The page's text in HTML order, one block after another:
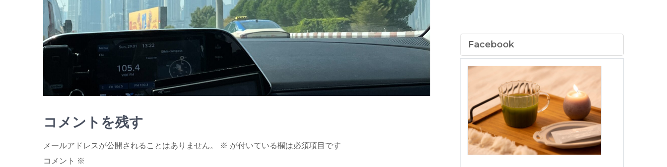
コメントを残す
メールアドレスが公開されることはありません。 ※ が付いている欄は必須項目です
コメント ※
Facebook